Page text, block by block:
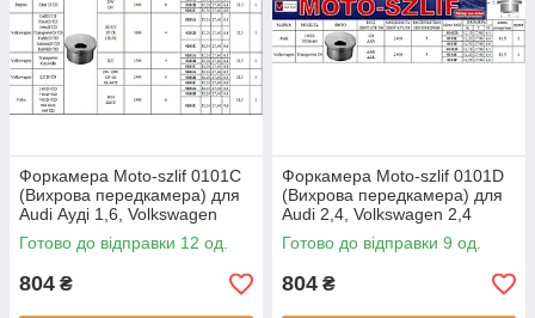
Форкамера Moto-szlif 0101C
(Вихрова передкамера) для
Audi Ауді 1,6, Volkswagen
Фольцваген 1,6, 1,7, 2,4,
Volvo, Вольво 2,4
Готово до відправки 12 од.
804 ₴
Форкамера Moto-szlif 0101D
(Вихрова передкамера) для
Audi 2,4, Volkswagen 2,4
Готово до відправки 9 од.
804 ₴